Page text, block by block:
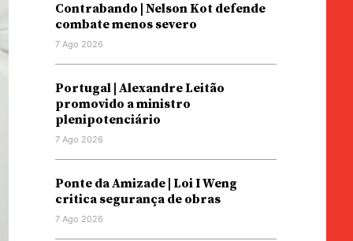
Contrabando | Nelson Kot defende
combate menos severo
7 Ago 2026
Portugal | Alexandre Leitão
promovido a ministro
plenipotenciário
7 Ago 2026
Ponte da Amizade | Loi I Weng
critica segurança de obras
7 Ago 2026